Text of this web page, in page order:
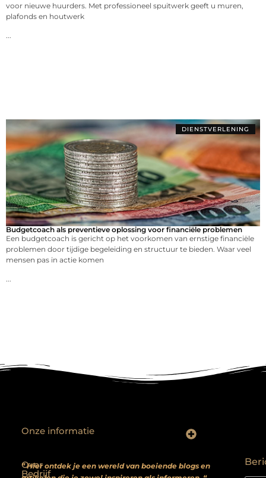
voor nieuwe huurders. Met professioneel spuitwerk geeft u muren,
plafonds en houtwerk
...
DIENSTVERLENING
Budgetcoach als preventieve oplossing voor financiële problemen
Een budgetcoach is gericht op het voorkomen van ernstige financiële
problemen door tijdige begeleiding en structuur te bieden. Waar veel
mensen pas in actie komen
...
Over
Bedrijf
” Hier ontdek je een wereld van boeiende blogs en
Onze informatie